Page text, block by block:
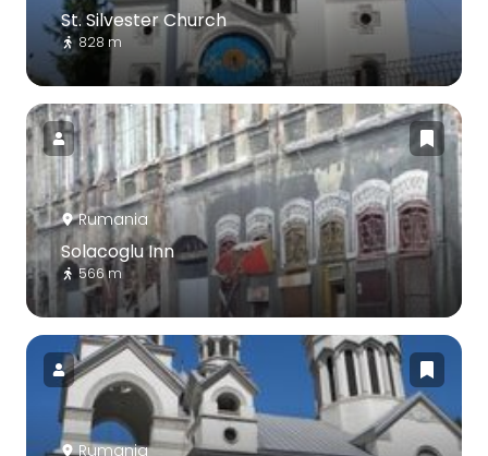
St. Silvester Church
828 m
Rumania
Solacoglu Inn
566 m
Rumania